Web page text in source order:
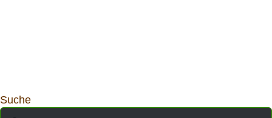
Suche
Suche